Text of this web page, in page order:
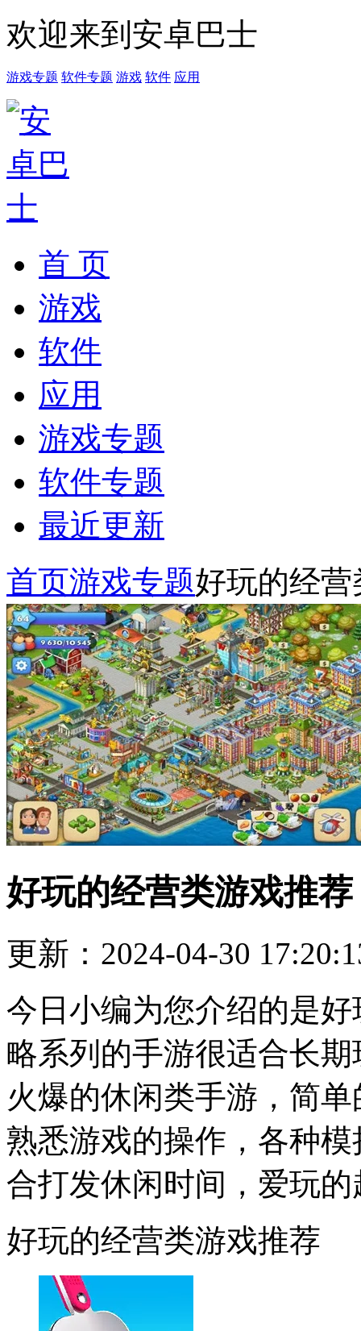
欢迎来到安卓巴士
游戏专题 软件专题 游戏 软件 应用
首 页
游戏
软件
应用
游戏专题
软件专题
最近更新
首页游戏专题好玩的经
好玩的经营类游戏推荐
更新：2024-04-30
今日小编为您介绍的是
略系列的手游很适合长
火爆的休闲类手游，简
熟悉游戏的操作，各种
合打发休闲时间，爱玩
好玩的经营类游戏推荐